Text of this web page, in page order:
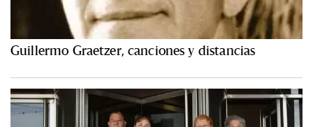
Guillermo Graetzer, canciones y distancias